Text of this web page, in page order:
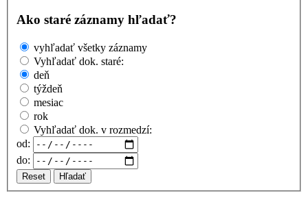
Ako staré záznamy hľadať?
vyhľadať všetky záznamy
Vyhľadať dok. staré:
deň
týždeň
mesiac
rok
Vyhľadať dok. v rozmedzí:
od:
do:
Reset Hľadať